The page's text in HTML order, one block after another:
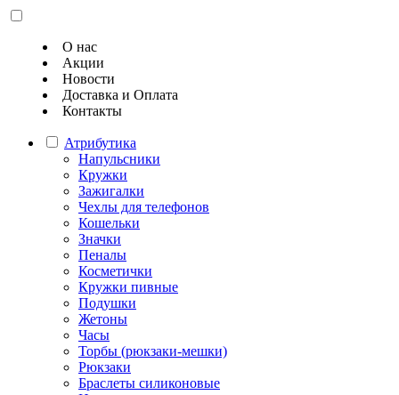
О нас
Акции
Новости
Доставка и Оплата
Контакты
Атрибутика
Напульсники
Кружки
Зажигалки
Чехлы для телефонов
Кошельки
Значки
Пеналы
Косметички
Кружки пивные
Подушки
Жетоны
Часы
Торбы (рюкзаки-мешки)
Рюкзаки
Браслеты силиконовые